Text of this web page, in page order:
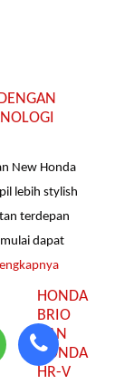
New Honda
lebih stylish
terdepan
dapat
HONDA
BRIO
DAN
HONDA
HR-V